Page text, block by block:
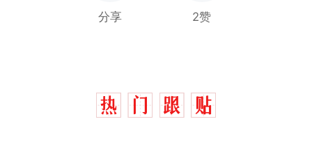
分享 2赞
热
那个在床头放菜刀的女孩，